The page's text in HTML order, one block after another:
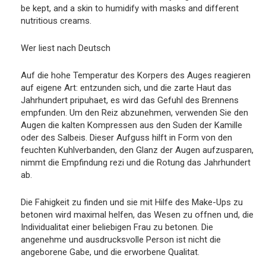
be kept, and a skin to humidify with masks and different
nutritious creams.
Wer liest nach Deutsch
Auf die hohe Temperatur des Korpers des Auges reagieren
auf eigene Art: entzunden sich, und die zarte Haut das
Jahrhundert pripuhaet, es wird das Gefuhl des Brennens
empfunden. Um den Reiz abzunehmen, verwenden Sie den
Augen die kalten Kompressen aus den Suden der Kamille
oder des Salbeis. Dieser Aufguss hilft in Form von den
feuchten Kuhlverbanden, den Glanz der Augen aufzusparen,
nimmt die Empfindung rezi und die Rotung das Jahrhundert
ab.
Die Fahigkeit zu finden und sie mit Hilfe des Make-Ups zu
betonen wird maximal helfen, das Wesen zu offnen und, die
Individualitat einer beliebigen Frau zu betonen. Die
angenehme und ausdrucksvolle Person ist nicht die
angeborene Gabe, und die erworbene Qualitat.